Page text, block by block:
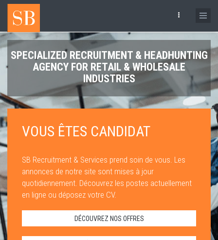
Skip
main
content
SPECIALIZED RECRUITMENT & HEADHUNTING
AGENCY FOR RETAIL & WHOLESALE
INDUSTRIES
VOUS ÊTES CANDIDAT
SB Recruitment & Services prend soin de vous. Les
annonces de notre site sont mises à jour
quotidiennement. Découvrez les postes actuellement
en ligne ou déposez votre CV.
DÉCOUVREZ NOS OFFRES